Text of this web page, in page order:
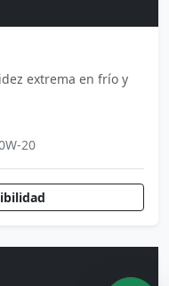
extrema en frío y
20